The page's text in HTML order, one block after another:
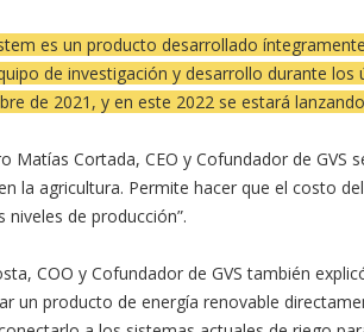
es un producto desarrollado
de investigación y desarrollo durante los
de 2021, y en este 2022 se estará
Matías Cortada, CEO y Cofundador de GVS
la agricultura. Permite hacer que el costo
de producción”.
COO y Cofundador de GVS también
un producto de energía renovable